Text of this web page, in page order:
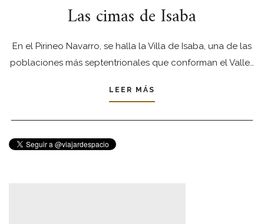
Las cimas de Isaba
En el Pirineo Navarro, se halla la Villa de Isaba, una de las
poblaciones más septentrionales que conforman el Valle…
LEER MÁS